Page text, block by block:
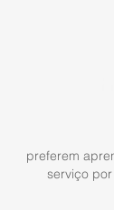
preferem
serviço